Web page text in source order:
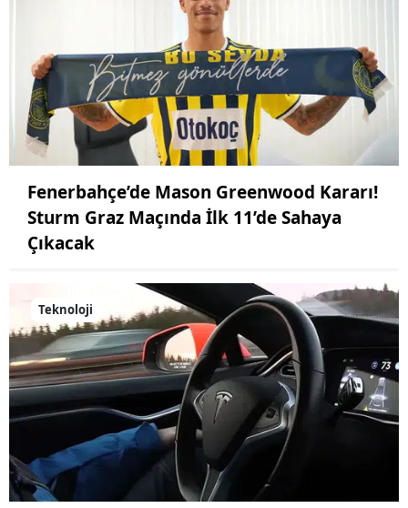
Fenerbahçe’de Mason Greenwood Kararı!
Sturm Graz Maçında İlk 11’de Sahaya
Çıkacak
Teknoloji